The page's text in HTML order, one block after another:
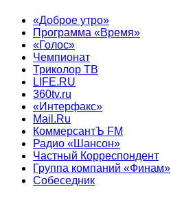
«Доброе утро»
Программа «Время»
«Голос»
Чемпионат
Триколор ТВ
LIFE.RU
360tv.ru
«Интерфакс»
Mail.Ru
КоммерсантЪ FM
Радио «Шансон»
Частный Корреспондент
Группа компаний «Финам»
Собеседник